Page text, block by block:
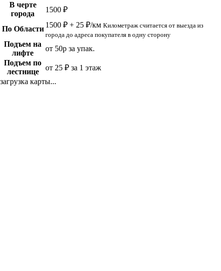
В черте
города
1500 ₽
По Области 1500 ₽ + 25 ₽/км Километраж считается от выезда из
города до адреса покупателя в одну сторону
Подъем на
лифте
от 50р за упак.
Подъем по
лестнице
от 25 ₽ за 1 этаж
загрузка карты...